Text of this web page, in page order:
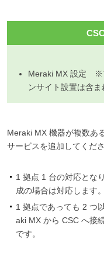
Meraki MX 設定 ※
ンサイト設置は含ま
Meraki MX 機器が複数あ
サービスを追加してくださ
1 拠点 1 台の対応とな
成の場合は対応します。
1 拠点であっても 2 つ
aki MX から CSC へ接
です。